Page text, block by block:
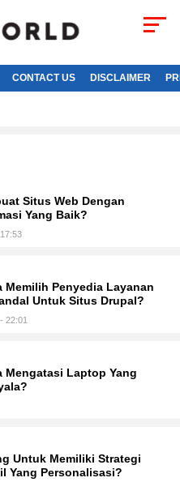
CONTACT US DISCLAIMER
Situs Web Dengan
Yang Baik?
Memilih Penyedia Layanan
Untuk Situs Drupal?
22:01
Mengatasi Laptop Yang
Untuk Memiliki Strategi
Yang Personalisasi?